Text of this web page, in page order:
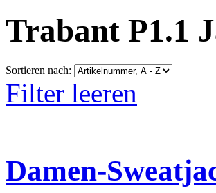
Trabant P1.1
Sortieren nach:
Filter leeren
Damen-